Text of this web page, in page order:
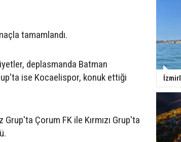
tamamlandı.
deplasmanda Batman
ise Kocaelispor, konuk ettiği
Çorum FK ile Kırmızı Grup'ta